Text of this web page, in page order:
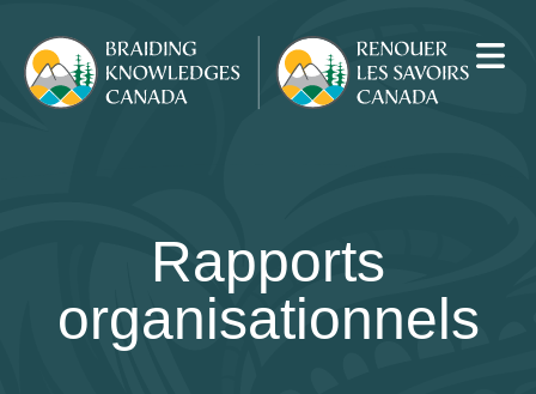
Rapports
organisationnels